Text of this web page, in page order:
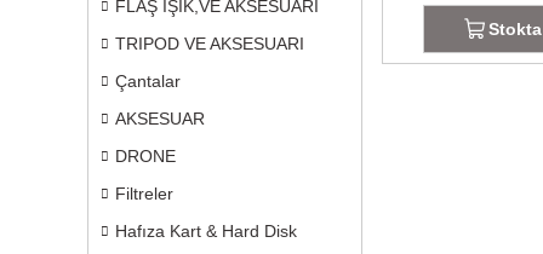
FLAŞ IŞIK,VE AKSESUARI
TRIPOD VE AKSESUARI
Çantalar
AKSESUAR
DRONE
Filtreler
Hafıza Kart & Hard Disk